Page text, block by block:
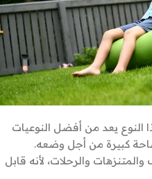
النوع يعد من أفضل النوعيات
كبيرة من أجل وضعه.
والرحلات، لأنه قابل